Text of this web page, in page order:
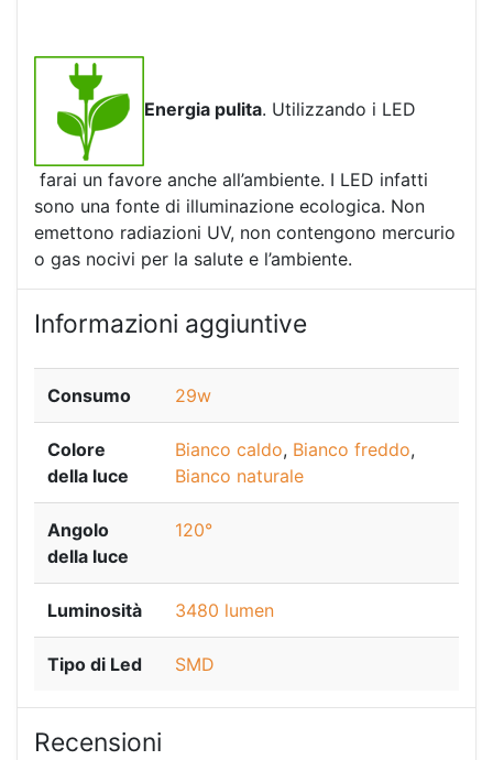
Energia pulita. Utilizzando i LED
farai un favore anche all’ambiente. I LED infatti
sono una fonte di illuminazione ecologica. Non
emettono radiazioni UV, non contengono mercurio
o gas nocivi per la salute e l’ambiente.
Informazioni aggiuntive
Consumo 29w
Colore
della luce
Bianco caldo, Bianco freddo,
Bianco naturale
Angolo
della luce
120°
Luminosità 3480 lumen
Tipo di Led SMD
Recensioni